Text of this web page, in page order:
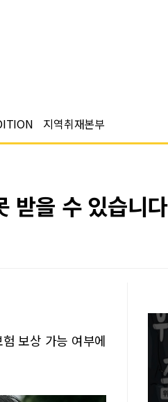
지역취재본부
받을 수 있습니다
보상 가능 여부에